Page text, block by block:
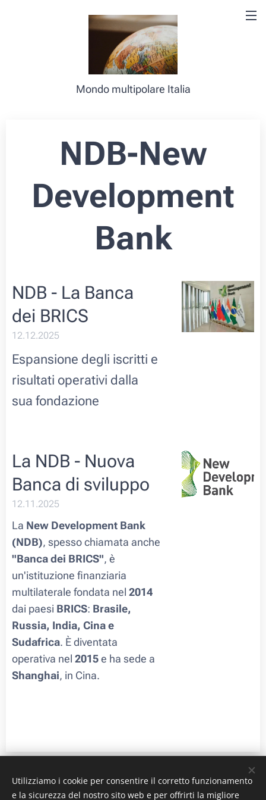
Mondo multipolare Italia
NDB-New
Development
Bank
NDB - La Banca
dei BRICS
12.12.2025
Espansione degli iscritti e
risultati operativi dalla
sua fondazione
La NDB - Nuova
Banca di sviluppo
12.11.2025
La New Development Bank
(NDB), spesso chiamata anche
"Banca dei BRICS", è
un'istituzione finanziaria
multilaterale fondata nel 2014
dai paesi BRICS: Brasile,
Russia, India, Cina e
Sudafrica. È diventata
operativa nel 2015e ha sede a
Shanghai, in Cina.
Immagini e ®
Utilizziamo i cookie per consentire il corretto funzionamento
e la sicurezza del nostro sito web e per offrirti la migliore